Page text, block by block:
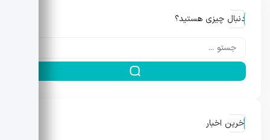
دنبال چیزی هستید؟
آخرین اخبار